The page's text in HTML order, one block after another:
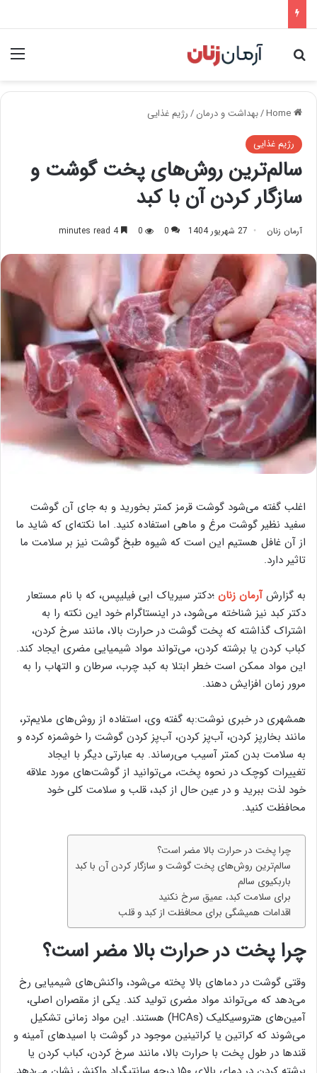
Search for
/بهداشت و درمان/رژیم غذایی
رژیم غذایی
سالم‌ترین روش‌های پخت گوشت و
سازگار کردن آن با کبد
آرمان زنان 27 شهریور 1404 0
0
4 minutes read
اغلب گفته می‌شود گوشت قرمز کمتر بخورید و به جای آن گوشت
سفید نظیر گوشت مرغ و ماهی استفاده کنید. اما نکته‌ای که شاید ما
از آن غافل هستیم این است که شیوه طبخ گوشت نیز بر سلامت ما
تاثیر دارد.
به گزارشآرمان زنان ؛دکتر سیریاک ابی فیلیپس، که با نام مستعار
دکتر کبد نیز شناخته می‌شود، در اینستاگرام خود این نکته را به
اشتراک گذاشته که پخت گوشت در حرارت بالا، مانند سرخ کردن،
کباب کردن یا برشته کردن، می‌تواند مواد شیمیایی مضری ایجاد کند.
این مواد ممکن است خطر ابتلا به کبد چرب، سرطان و التهاب را به
مرور زمان افزایش دهند.
همشهری در خبری نوشت:به گفته وی، استفاده از روش‌های ملایم‌تر،
مانند بخارپز کردن، آب‌پز کردن، آب‌پز کردن گوشت را خوشمزه کرده و
به سلامت بدن کمتر آسیب می‌رساند. به عبارتی دیگر با ایجاد
تغییرات کوچک در نحوه پخت، می‌توانید از گوشت‌های مورد علاقه
خود لذت ببرید و در عین حال از کبد، قلب و سلامت کلی خود
محافظت کنید.
چرا پخت در حرارت بالا مضر است؟
سالم‌ترین روش‌های پخت گوشت و سازگار کردن آن با کبد
باربکیوی سالم
برای سلامت کبد، عمیق سرخ نکنید
اقدامات همیشگی برای محافظت از کبد و قلب
چرا پخت در حرارت بالا مضر است؟
وقتی گوشت در دماهای بالا پخته می‌شود، واکنش‌های شیمیایی رخ
می‌دهد که می‌تواند مواد مضری تولید کند. یکی از مقصران اصلی،
آمین‌های هتروسیکلیک (HCAs) هستند. این مواد زمانی تشکیل
می‌شوند که کراتین یا کراتینین موجود در گوشت با اسیدهای آمینه و
قندها در طول پخت با حرارت بالا، مانند سرخ کردن، کباب کردن یا